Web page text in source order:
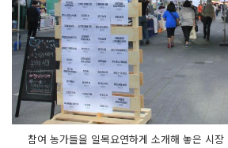
참여 농가들을 일목요연하게 소개해 놓은 시